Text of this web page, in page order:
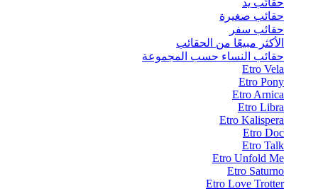
حقائب يد
حقائب صغيرة
حقائب سفر
الأكثر مبيعًا من الحقائب
حقائب النساء حسب المجموعة
Etro Vela
Etro Pony
Etro Arnica
Etro Libra
Etro Kalispera
Etro Doc
Etro Talk
Etro Unfold Me
Etro Saturno
Etro Love Trotter